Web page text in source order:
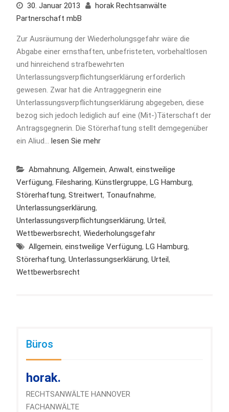
30. Januar 2013
horak Rechtsanwälte
Partnerschaft mbB
Zur Ausräumung der Wiederholungsgefahr wäre die
Abgabe einer ernsthaften, unbefristeten, vorbehaltlosen
und hinreichend strafbewehrten
Unterlassungsverpflichtungserklärung erforderlich
gewesen. Zwar hat die Antraggegnerin eine
Unterlassungsverpflichtungserklärung abgegeben, diese
bezog sich jedoch lediglich auf eine (Mit-)Täterschaft der
Antragsgegnerin. Die Störerhaftung stellt demgegenüber
ein Aliud… lesen Sie mehr
Abmahnung, Allgemein, Anwalt, einstweilige
Verfügung, Filesharing, Künstlergruppe, LG Hamburg,
Störerhaftung, Streitwert, Tonaufnahme,
Unterlassungserklärung,
Unterlassungsverpflichtungserklärung, Urteil,
Wettbewerbsrecht, Wiederholungsgefahr
Allgemein, einstweilige Verfügung, LG Hamburg,
Störerhaftung, Unterlassungserklärung, Urteil,
Wettbewerbsrecht
Büros
horak.
RECHTSANWÄLTE HANNOVER
FACHANWÄLTE